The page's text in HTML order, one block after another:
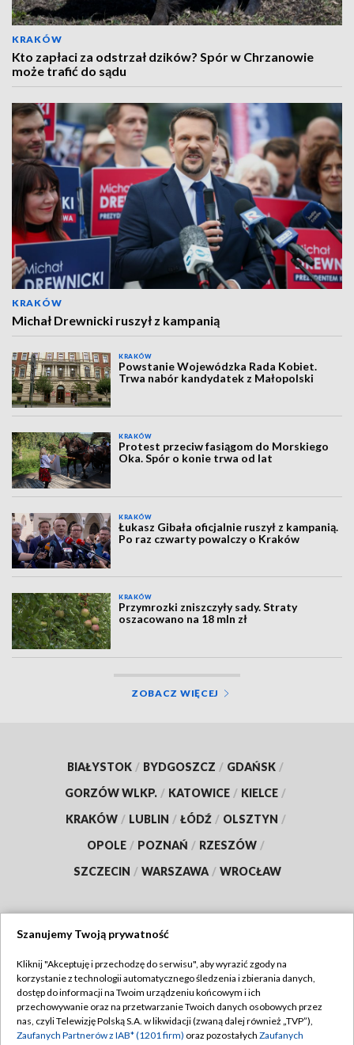
KRAKÓW
Kto zapłaci za odstrzał dzików? Spór w Chrzanowie
może trafić do sądu
KRAKÓW
Michał Drewnicki ruszył z kampanią
KRAKÓW
Powstanie Wojewódzka Rada Kobiet.
Trwa nabór kandydatek z Małopolski
KRAKÓW
Protest przeciw fasiągom do Morskiego
Oka. Spór o konie trwa od lat
KRAKÓW
Łukasz Gibała oficjalnie ruszył z kampanią.
Po raz czwarty powalczy o Kraków
KRAKÓW
Przymrozki zniszczyły sady. Straty
oszacowano na 18 mln zł
ZOBACZ WIĘCEJ
BIAŁYSTOK / BYDGOSZCZ / GDAŃSK /
GORZÓW WLKP. / KATOWICE / KIELCE /
KRAKÓW / LUBLIN / ŁÓDŹ / OLSZTYN /
OPOLE / POZNAŃ / RZESZÓW /
SZCZECIN / WARSZAWA / WROCŁAW
TVP
Abonament TVP
Emisja w TVP
Regulamin TVP
Polityka prywatności
Szanujemy Twoją prywatność
Kliknij "Akceptuję i przechodzę do serwisu", aby wyrazić zgody na
korzystanie z technologii automatycznego śledzenia i zbierania danych,
dostęp do informacji na Twoim urządzeniu końcowym i ich
przechowywanie oraz na przetwarzanie Twoich danych osobowych przez
nas, czyli Telewizję Polską S.A. w likwidacji (zwaną dalej również „TVP”),
Zaufanych Partnerów z IAB* (1201 firm) oraz pozostałych Zaufanych